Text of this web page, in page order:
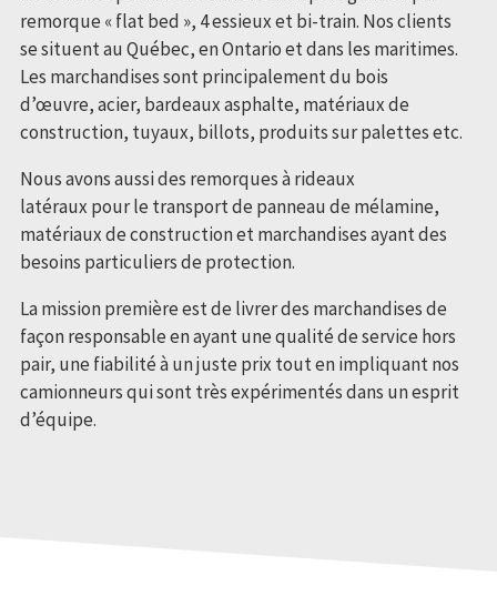
remorque « flat bed », 4 essieux et bi-train. Nos clients
se situent au Québec, en Ontario et dans les maritimes.
Les marchandises sont principalement du bois
d’œuvre, acier, bardeaux asphalte, matériaux de
construction, tuyaux, billots, produits sur palettes etc.
Nous avons aussi des remorques à rideaux
latéraux pour le transport de panneau de mélamine,
matériaux de construction et marchandises ayant des
besoins particuliers de protection.
La mission première est de livrer des marchandises de
façon responsable en ayant une qualité de service hors
pair, une fiabilité à un juste prix tout en impliquant nos
camionneurs qui sont très expérimentés dans un esprit
d’équipe.